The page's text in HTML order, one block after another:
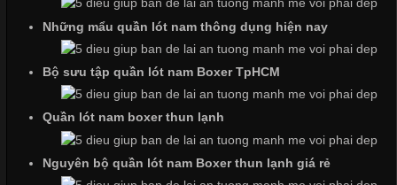
Những Mẫu Áo Thun Đồng Phục Công Ty Được Ưa
Chuộng Hiện Nay
Cập nhật 2026-06-01 14:23:34
Trong môi trường kinh doanh hiện đại, việc xây dựng hình ảnh
chuyên nghiệp đóng vai trò quan trọng đối với sự phát triển của
Những mẩu quần lót nam thông dụng hiện nay
Bộ sưu tập quần lót nam Boxer TpHCM
Quần lót nam boxer thun lạnh
Nguyên bộ quần lót nam Boxer thun lạnh giá rẻ